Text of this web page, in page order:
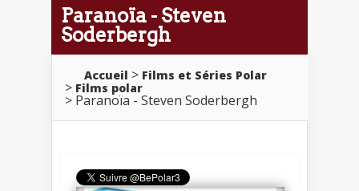
Paranoïa - Steven
Soderbergh
Accueil
Films et Séries Polar
Films polar
Paranoïa - Steven Soderbergh